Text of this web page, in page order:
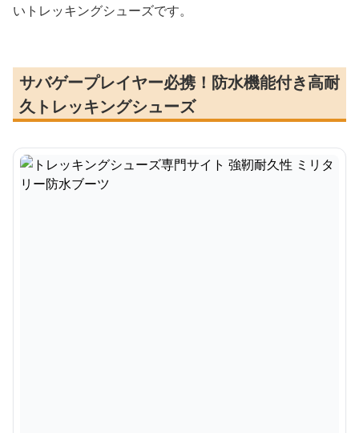
いトレッキングシューズです。
サバゲープレイヤー必携！防水機能付き高耐
久トレッキングシューズ